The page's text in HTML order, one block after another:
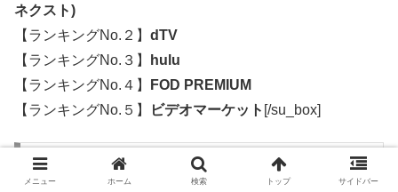
ネクスト)
【ランキングNo.２】 dTV
【ランキングNo.３】
hulu
【ランキングNo.４】
FOD PREMIUM
【ランキングNo.５】
ビデオマーケット [/su_box]
【ランキングNo.１】U-NEXT(ユーネクスト)
メニュー ホーム 検索 トップ サイドバー